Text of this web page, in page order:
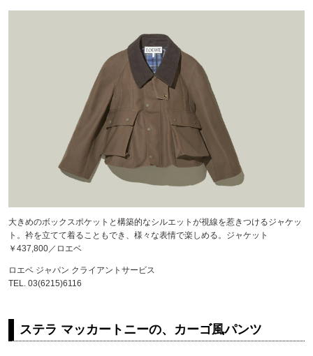
大きめのボックスポケットと構築的なシルエットが視線を惹きつけるジャケッ
ト。衿を立てて着ることもでき、様々な表情で楽しめる。ジャケット
￥437,800／ロエベ
ロエベ ジャパン クライアントサービス
TEL. 03(6215)6116
ステラ マッカートニーの、カーゴ風パンツ